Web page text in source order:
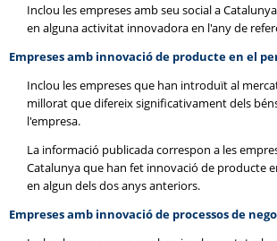
Inclou les empreses amb seu social a
en alguna activitat innovadora en l'any de
Empreses amb innovació de producte en el
Inclou les empreses que han introduït al
millorat que difereix significativament dels
l'empresa.
La informació publicada correspon a les
Catalunya que han fet innovació de producte
en algun dels dos anys anteriors.
Empreses amb innovació de processos de